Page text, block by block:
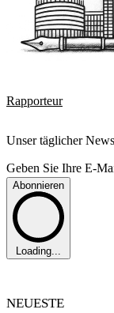
Rapporteur
Unser täglicher
Geben Sie Ihre E-
Abonnieren
Loading...
NEUESTE